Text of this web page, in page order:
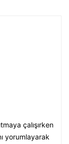
çalışırken
yorumlayarak